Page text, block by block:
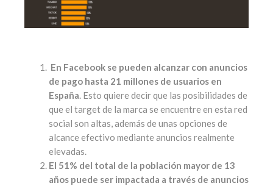
En Facebook se pueden alcanzar con anuncios
de pago hasta 21 millones de usuarios en
España. Esto quiere decir que las posibilidades de
que el target de la marca se encuentre en esta red
social son altas, además de unas opciones de
alcance efectivo mediante anuncios realmente
elevadas.
El 51% del total de la población mayor de 13
años puede ser impactada a través de anuncios